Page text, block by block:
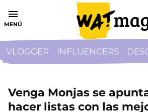
MENÚ
VLOGGER INFLUENCERS
Venga Monjas se
hacer listas con las